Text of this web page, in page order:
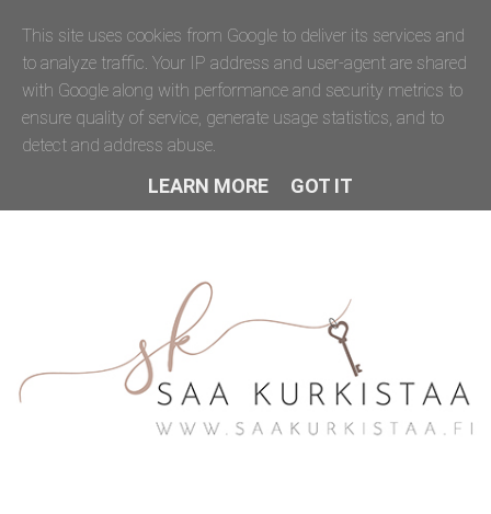
This site uses cookies from Google to deliver its services and
to analyze traffic. Your IP address and user-agent are shared
with Google along with performance and security metrics to
ensure quality of service, generate usage statistics, and to
detect and address abuse.
LEARN MORE GOT IT